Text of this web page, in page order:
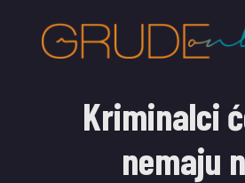
Kriminalci
nemaju